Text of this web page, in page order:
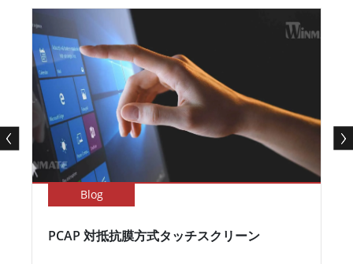
Blog
PCAP 対抵抗膜方式タッチスクリーン